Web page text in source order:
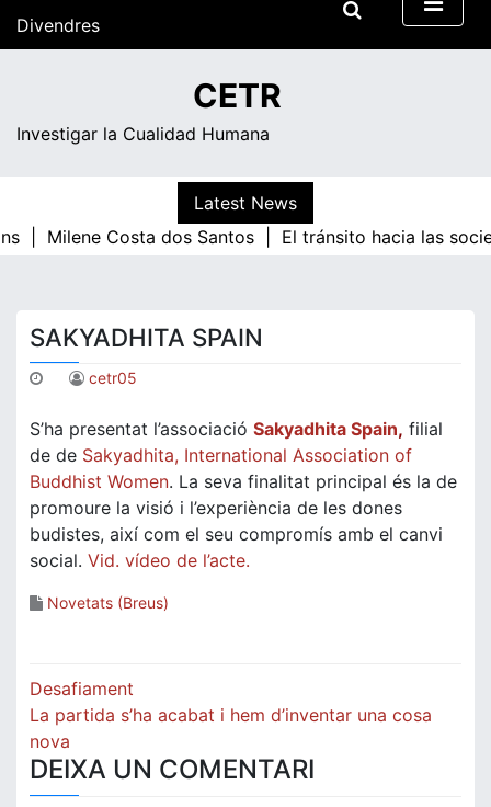
Divendres
CETR
Investigar la Cualidad Humana
Latest News
|
Milene Costa dos Santos | El tránsito hacia las
SAKYADHITA SPAIN
cetr05
S’ha presentat l’associació Sakyadhita Spain, filial
de de Sakyadhita, International Association of
Buddhist Women. La seva finalitat principal és la de
promoure la visió i l’experiència de les dones
budistes, així com el seu compromís amb el canvi
social. Vid. vídeo de l’acte.
Novetats (Breus)
Navegació
d'entrades
Desafiament
La partida s’ha acabat i hem d’inventar una cosa
nova
DEIXA UN COMENTARI